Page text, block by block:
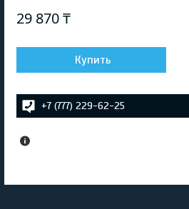
29 870 ₸
Купить
+7 (777) 229-62-25